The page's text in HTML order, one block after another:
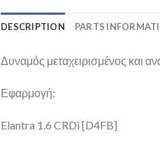
DESCRIPTION PARTS
Δυναμός μεταχειρισμένος και
Εφαρμογή:
Elantra 1.6 CRDi [D4FB]